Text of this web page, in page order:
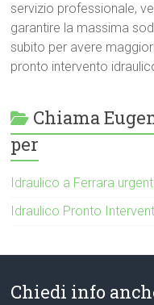
servizio professionale,
garantire la massima
subito per avere
pronto intervento
Chiama
per
Idraulico a Ferrara
Idraulico Pronto
Chiedi info